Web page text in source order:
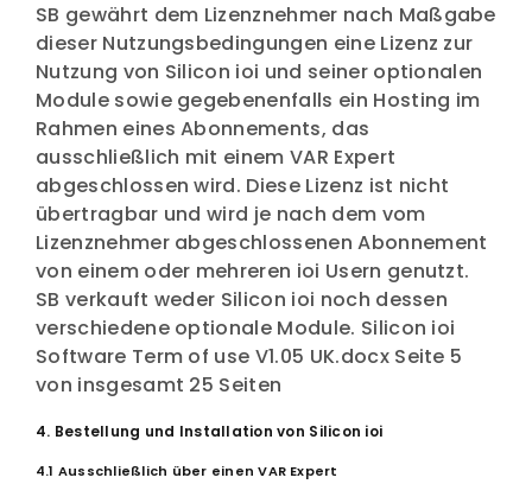
SB gewährt dem Lizenznehmer nach Maßgabe
dieser Nutzungsbedingungen eine Lizenz zur
Nutzung von Silicon ioi und seiner optionalen
Module sowie gegebenenfalls ein Hosting im
Rahmen eines Abonnements, das
ausschließlich mit einem VAR Expert
abgeschlossen wird. Diese Lizenz ist nicht
übertragbar und wird je nach dem vom
Lizenznehmer abgeschlossenen Abonnement
von einem oder mehreren ioi Usern genutzt.
SB verkauft weder Silicon ioi noch dessen
verschiedene optionale Module. Silicon ioi
Software Term of use V1.05 UK.docx Seite 5
von insgesamt 25 Seiten
4. Bestellung und Installation von Silicon ioi
4.1 Ausschließlich über einen VAR Expert